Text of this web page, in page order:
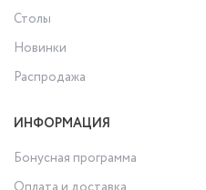
Столы
Новинки
Распродажа
ИНФОРМАЦИЯ
Бонусная программа